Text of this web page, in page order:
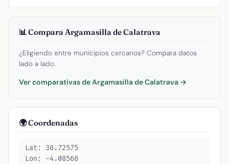
📊 Compara Argamasilla de Calatrava
¿Eligiendo entre municipios cercanos? Compara datos
lado a lado.
Ver comparativas de Argamasilla de Calatrava →
🌍 Coordenadas
Lat: 38.72575
Lon: -4.08568